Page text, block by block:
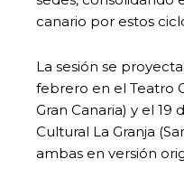
canario por estos
La sesión se
febrero en el Teatro
Gran Canaria) y el
Cultural La Granja
ambas en versión